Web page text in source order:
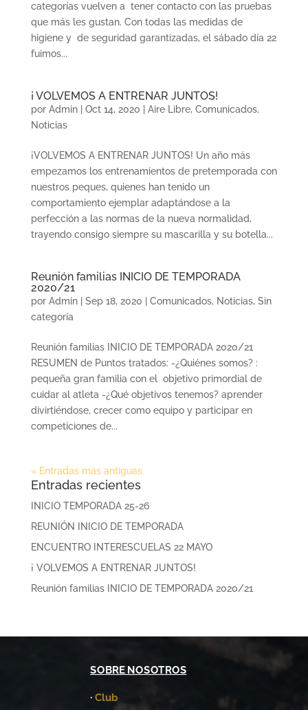
categorías vuelven a tener contacto con las pruebas
que más les gustan. Con todas las medidas de
higiene y de seguridad garantizadas, el sábado día 22
fuimos...
¡ VOLVEMOS A ENTRENAR JUNTOS!
por Admin| Oct 14, 2020 Aire Libre, Comunicados,
Noticias
¡VOLVEMOS A ENTRENAR JUNTOS! Un año más
empezamos los entrenamientos de pretemporada con
nuestros peques, quienes han tenido un
comportamiento ejemplar adaptándose a la
perfección a las normas de la nueva normalidad,
trayendo consigo siempre su mascarilla y su botella...
Reunión familias INICIO DE TEMPORADA
2020/21
por Admin| Sep 18, 2020 Comunicados, Noticias, Sin
categoría
Reunión familias INICIO DE TEMPORADA 2020/21
RESUMEN de Puntos tratados: -¿Quiénes somos? :
pequeña gran familia con el objetivo primordial de
cuidar al atleta -¿Qué objetivos tenemos? aprender
divirtiéndose, crecer como equipo y participar en
competiciones de...
« Entradas más antiguas
Entradas recientes
INICIO TEMPORADA 25-26
REUNIÓN INICIO DE TEMPORADA
ENCUENTRO INTERESCUELAS 22 MAYO
¡ VOLVEMOS A ENTRENAR JUNTOS!
Reunión familias INICIO DE TEMPORADA 2020/21
SOBRE NOSOTROS
· Club